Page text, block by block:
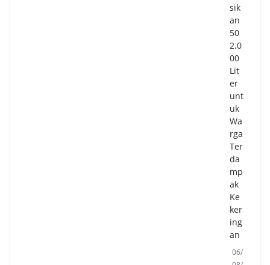
if,
da
n
Ba
ha
gia
06/
08/
20
26
Co
m
me
nts
Gu
ber
nu
An
sik
an
50
2.0
00
Lit
er
unt
uk
Wa
rga
Ter
da
mp
ak
Ke
ker
ing
an
06/